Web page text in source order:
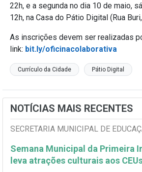
22h, e a segunda no dia 10 de maio,
12h, na Casa do Pátio Digital (Rua
As inscrições devem ser realizadas
link: bit.ly/oficinacolaborativa
Currículo da Cidade Pátio Digital
NOTÍCIAS MAIS RECENTES
SECRETARIA MUNICIPAL DE
Semana Municipal da Primeira
leva atrações culturais aos